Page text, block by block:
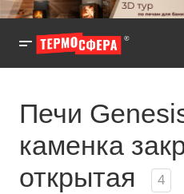
Печи
каменка
открытая
4